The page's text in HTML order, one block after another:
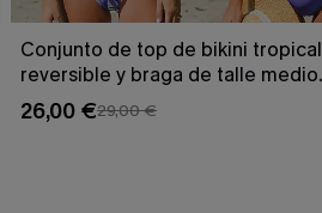
Conjunto de top de bikini tropical
reversible y braga de talle medio
Escaping
26,00 €29,00 €